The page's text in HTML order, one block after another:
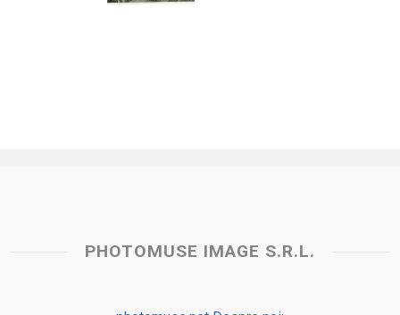
PHOTOMUSE IMAGE S.R.L.